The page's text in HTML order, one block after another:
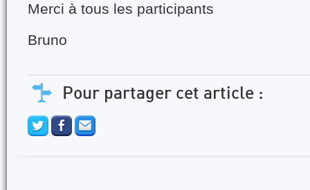
Merci à tous les participants
Bruno
Pour partager cet article :